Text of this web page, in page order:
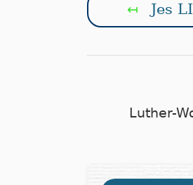
↤ Jes
Luther-